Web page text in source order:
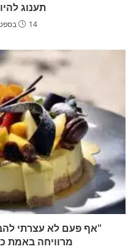
תענוג
14 בספטמבר 2021
"אף פעם לא עצרתי
מרוויחה באמת